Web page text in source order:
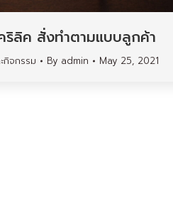
ริลิค สั่งทำตามแบบลูกค้า
กิจกรรม By admin May 25, 2021